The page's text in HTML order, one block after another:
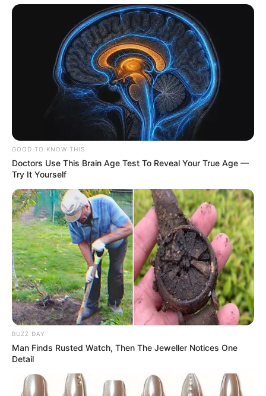
GOOD TO KNOW THIS
Doctors Use This Brain Age Test To Reveal Your True Age —
Try It Yourself
BUZZ DAY
Man Finds Rusted Watch, Then The Jeweller Notices One
Detail